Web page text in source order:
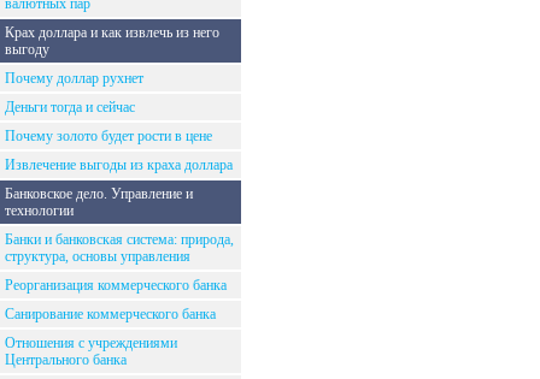
валютных пар
Крах доллара и как извлечь из него
выгоду
Почему доллар рухнет
Деньги тогда и сейчас
Почему золото будет рости в цене
Извлечение выгоды из краха доллара
Банковское дело. Управление и
технологии
Банки и банковская система: природа,
структура, основы управления
Реорганизация коммерческого банка
Санирование коммерческого банка
Отношения с учреждениями
Центрального банка